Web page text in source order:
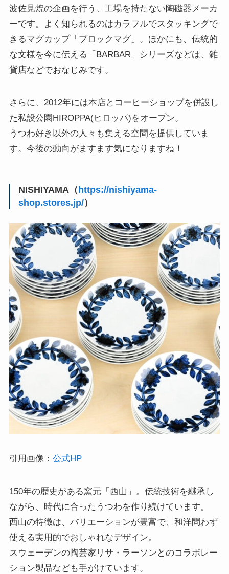
波佐見焼の企画を行う、工場を持たない陶磁器メーカ
ーです。よく知られるのはカラフルでスタッキングで
きるマグカップ「ブロックマグ」。ほかにも、伝統的
な文様を今に伝える「BARBAR」シリーズなどは、雑
貨店などでおなじみです。
さらに、2012年には本店とコーヒーショップを併設し
た私設公園HIROPPA(ヒロッパ)をオープン。
うつわ好き以外の人々も集える空間を提供していま
す。今後の動向がますます気になりますね！
NISHIYAMA（ https://nishiyama-
shop.stores.jp/）
引用画像： 公式HP
150年の歴史がある窯元「西山」。伝統技術を継承し
ながら、時代に合ったうつわを作り続けています。
西山の特徴は、バリエーションが豊富で、和洋問わず
使える実用的でおしゃれなデザイン。
スウェーデンの陶芸家リサ・ラーソンとのコラボレー
ション製品なども手がけています。